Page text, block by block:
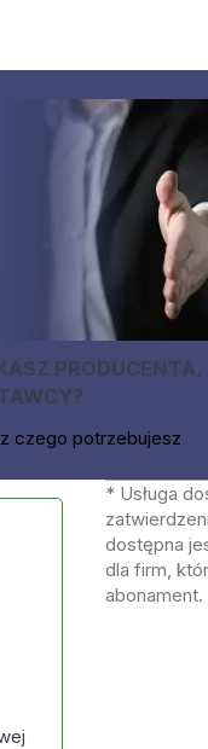
PRODUCENTA,
czego potrzebujesz
* Usługa
dostępna
dla firm,
abonament.